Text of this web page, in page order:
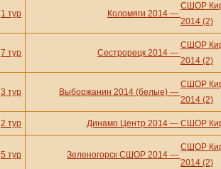
1 тур Коломяги 2014 —
СШОР
2014 (2)
7 тур Сестрорецк 2014 —
СШОР
2014 (2)
3 тур Выборжанин 2014 (белые) —
СШОР
2014 (2)
2 тур Динамо Центр 2014 — СШОР
5 тур Зеленогорск СШОР 2014 —
СШОР
2014 (2)